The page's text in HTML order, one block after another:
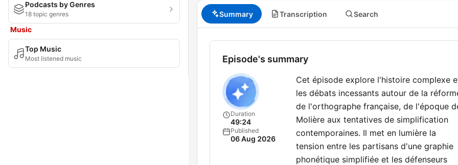
Podcasts by Genres
18 topic genres
Music
Top Music
Most listened music
Summary Transcription Search
Episode's summary
Duration
49:24
Published
06 Aug 2026
Cet épisode explore l'histoire complexe
les débats incessants autour de la
de l'orthographe française, de l'époque
Molière aux tentatives de simplification
contemporaines. Il met en lumière la
tension entre les partisans d'une graphie
phonétique simplifiée et les défenseurs